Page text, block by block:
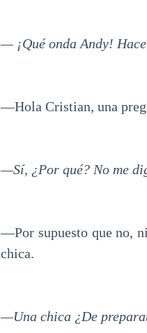
— ¡Qué onda Andy!
—Hola Cristian, una
—Sí, ¿Por qué? No me
—Por supuesto que no,
chica.
—Una chica ¿De